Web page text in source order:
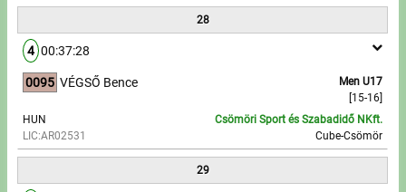
28
4 00:37:28
0095
Men U17
[15-16]
VÉGSŐ Bence
HUN
LIC:AR02531
Csömöri Sport és Szabadidő NKft.
Cube-Csömör
29